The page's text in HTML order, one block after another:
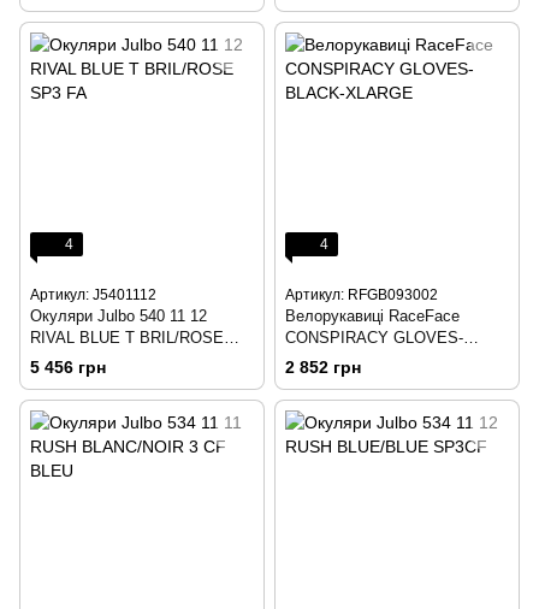
4
Артикул: J5401112
Окуляри Julbo 540 11 12
RIVAL BLUE T BRIL/ROSE
SP3 FA
5 456 грн
4
Артикул: RFGB093002
Велорукавиці RaceFace
CONSPIRACY GLOVES-
BLACK-SMALL
2 852 грн